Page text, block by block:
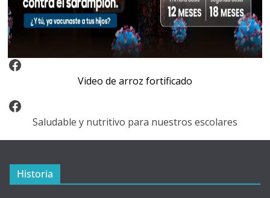
Video Arroz Fortificado
Video de arroz fortificado
Facebook
Saludable y nutritivo para nuestros escolares
Historia